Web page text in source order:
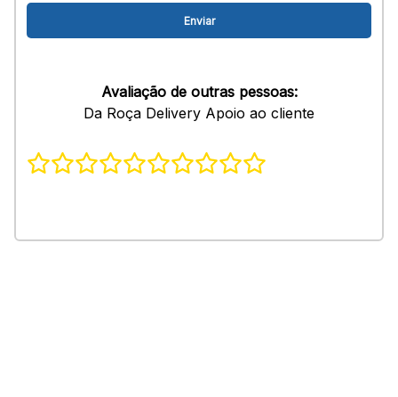
Avaliação de outras pessoas:
Da Roça Delivery Apoio ao cliente